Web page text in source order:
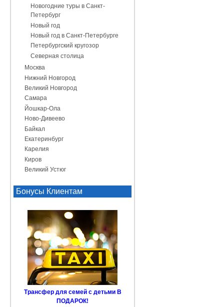
Новогодние туры в Санкт-
Петербург
Новый год
Новый год в Санкт-Петербурге
Петербургский кругозор
Северная столица
Москва
Нижний Новгород
Великий Новгород
Самара
Йошкар-Ола
Ново-Дивеево
Байкал
Екатеринбург
Карелия
Киров
Великий Устюг
Бонусы Клиентам
Трансфер для семей с детьми В
ПОДАРОК!